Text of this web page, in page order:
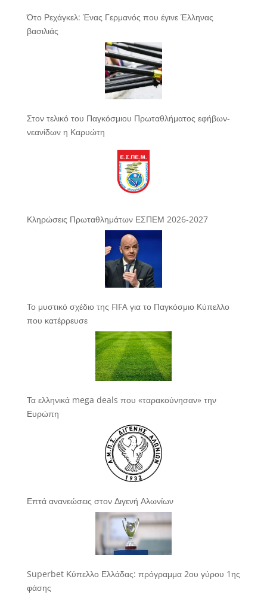
Ότο Ρεχάγκελ: Ένας Γερμανός που έγινε Έλληνας
βασιλιάς
Στον τελικό του Παγκόσμιου Πρωταθλήματος εφήβων-
νεανίδων η Καρυώτη
Κληρώσεις Πρωταθλημάτων ΕΣΠΕΜ 2026-2027
Το μυστικό σχέδιο της FIFA για το Παγκόσμιο Κύπελλο
που κατέρρευσε
Τα ελληνικά mega deals που «ταρακούνησαν» την
Ευρώπη
Επτά ανανεώσεις στον Διγενή Αλωνίων
Superbet Κύπελλο Ελλάδας: πρόγραμμα 2ου γύρου 1ης
φάσης